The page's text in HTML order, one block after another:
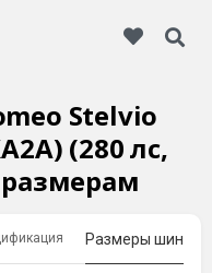
Stelvio
(280 лс,
Размеры шин